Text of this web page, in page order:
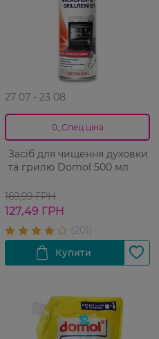
27 07 - 23 08
0_Спец.ціна
Засіб для чищення духовки
та грилю Domol 500 мл
169,99 ГРН
127,49 ГРН